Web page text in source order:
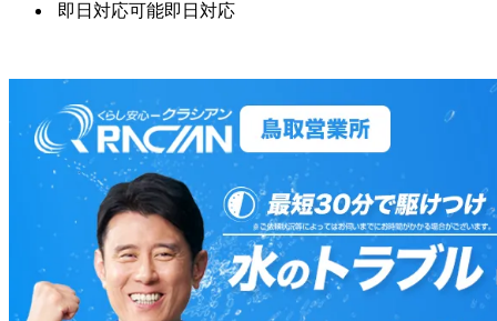
即日対応可能即日対応